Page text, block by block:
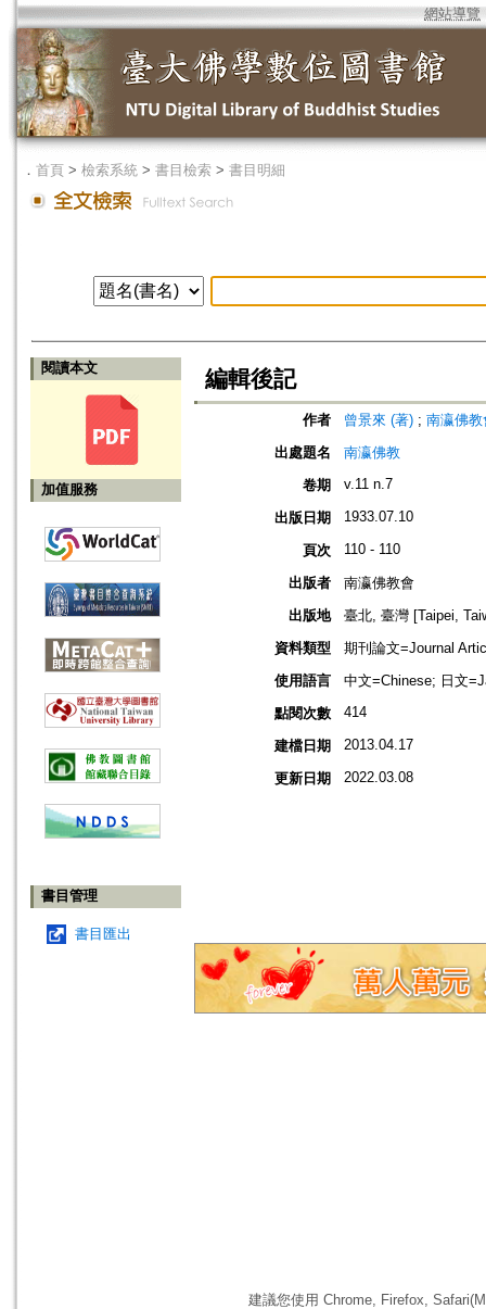
網站導覽
． 首頁 > 檢索系統 > 書目檢索 > 書目明細
閱讀本文
加值服務
書目管理
書目匯出
編輯後記
作者 曾景來 (著) ; 南瀛佛
出處題名
南瀛佛教
卷期
v.11 n.7
出版日期 1933.07.10
頁次 110 - 110
出版者
南瀛佛教會
出版地
臺北, 臺灣 [Taipei,
資料類型
期刊論文=Journal
使用語言
中文=Chinese; 日文
點閱次數
414
建檔日期 2013.04.17
更新日期 2022.03.08
建議您使用 Chrome, Firefox,